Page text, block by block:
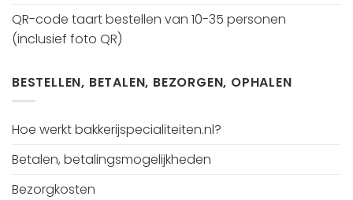
QR-code taart bestellen van 10-35 personen
(inclusief foto QR)
BESTELLEN, BETALEN, BEZORGEN, OPHALEN
Hoe werkt bakkerijspecialiteiten.nl?
Betalen, betalingsmogelijkheden
Bezorgkosten